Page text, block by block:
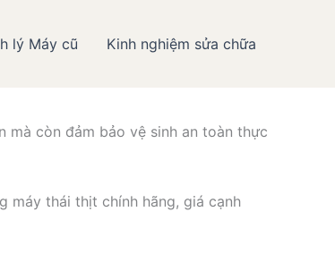
lý Máy cũ Kinh nghiệm sửa chữa
Hiếu Minh
mà còn đảm bảo vệ sinh an toàn thực
máy thái thịt chính hãng, giá cạnh